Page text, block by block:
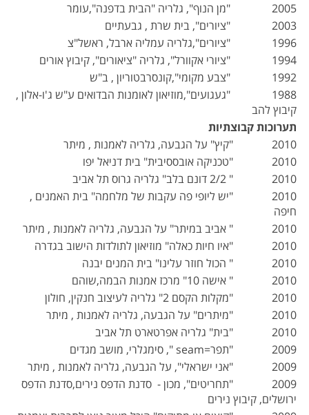
2005 "מן הנוף", גלריה "הבית בדפנה",עומר
2003 "ציורים", בית שרת , גבעתיים
1996 "ציורים",גלריה עמליה ארבל, ראשל"צ
1994 "ציורי אקוורל", גלריה "ציאורים", קיבוץ אורים
1992 "צבע מקומי",קונסרבטוריון , ב"ש
1988 "געגועים",מוזיאון לאומנות הבדואים ע"ש ג'ו-אלון ,
קיבוץ להב
תערוכות קבוצתיות
2010 "קיץ" על הגבעה, גלריה לאמנות , מיתר
2010 "טכניקה אובססיבית" בית דניאל יפו
2010 " 2/2 דונם בלב" גלריה גרוס תל אביב
2010 "יש ליופי פה עקבות של מלחמה" בית האמנים ,
חיפה
2010 " אביב במיתר" על הגבעה, גלריה לאמנות , מיתר
2010 "איו חיות כאלה" מוזיאון לתולדות הישוב בגדרה
2010 " הכול חוזר עלינו" בית המנים יבנה
2010 " אישה 10" מרכז אמנות הבמה,שוהם
2010 "מקלות הקסם 2" גלריה לעיצוב חנקין, חולון
2010 "מיתרים" על הגבעה, גלריה לאמנות , מיתר
2010 "בית" גלריה אפרטארט תל אביב
2009 "תפר=seam ", סימגלרי, מושב מגדים
2009 "אני ישראלי", על הגבעה, גלריה לאמנות , מיתר
2009 "תחריטים", מכון - סדנת הדפס נירים,סדנת הדפס
ירושלים, קיבוץ נירים